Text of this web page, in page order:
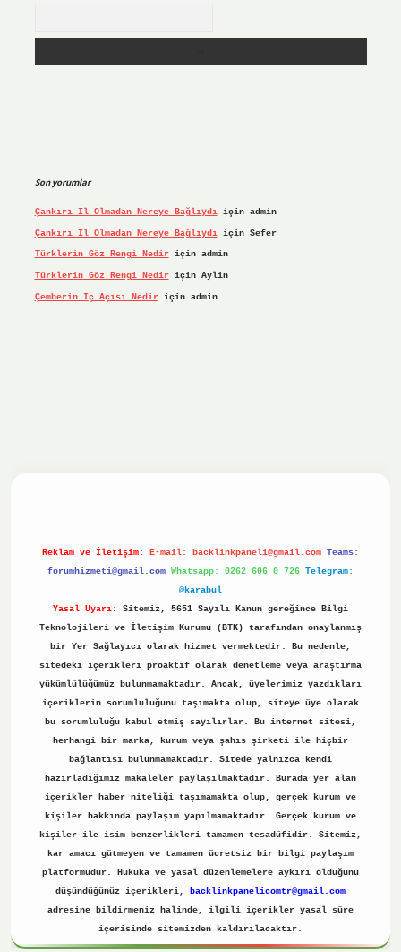
Son yorumlar
Çankırı Il Olmadan Nereye Bağlıydıiçin admin
Çankırı Il Olmadan Nereye Bağlıydıiçin Sefer
Türklerin Göz Rengi Nediriçin admin
Türklerin Göz Rengi Nediriçin Aylin
Çemberin Iç Açısı Nediriçin admin
Reklam ve İletişim: E-mail: backlinkpaneli@gmail.com Teams:
forumhizmeti@gmail.com Whatsapp: 0262 606 0 726 Telegram:
@karabul
Yasal Uyarı:
Sitemiz, 5651 Sayılı Kanun gereğince Bilgi
Teknolojileri ve İletişim Kurumu (BTK) tarafından onaylanmış
bir Yer Sağlayıcı olarak hizmet vermektedir. Bu nedenle,
sitedeki içerikleri proaktif olarak denetleme veya araştırma
yükümlülüğümüz bulunmamaktadır. Ancak, üyelerimiz yazdıkları
içeriklerin sorumluluğunu taşımakta olup, siteye üye olarak
bu sorumluluğu kabul etmiş sayılırlar. Bu internet sitesi,
herhangi bir marka, kurum veya şahıs şirketi ile hiçbir
bağlantısı bulunmamaktadır. Sitede yalnızca kendi
hazırladığımız makaleler paylaşılmaktadır. Burada yer alan
içerikler haber niteliği taşımamakta olup, gerçek kurum ve
kişiler hakkında paylaşım yapılmamaktadır. Gerçek kurum ve
kişiler ile isim benzerlikleri tamamen tesadüfidir. Sitemiz,
kar amacı gütmeyen ve tamamen ücretsiz bir bilgi paylaşım
platformudur. Hukuka ve yasal düzenlemelere aykırı olduğunu
düşündüğünüz içerikleri,
backlinkpanelicomtr@gmail.com
adresine bildirmeniz halinde, ilgili içerikler yasal süre
içerisinde sitemizden kaldırılacaktır.